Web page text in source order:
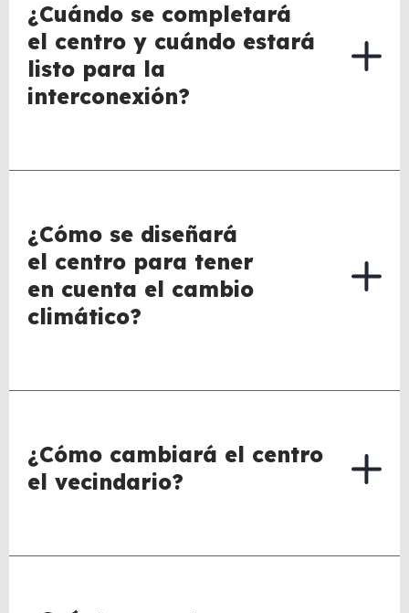
¿Cuándo se completará
el centro y cuándo estará
listo para la
interconexión?
¿Cómo se diseñará
el centro para tener
en cuenta el cambio
climático?
¿Cómo cambiará el centro
el vecindario?